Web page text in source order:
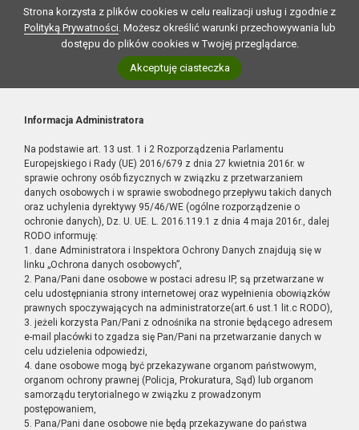
Strona korzysta z plików cookies w celu realizacji usług i zgodnie z
Polityką Prywatności. Możesz określić warunki przechowywania lub
dostępu do plików cookies w Twojej przeglądarce.
Akceptuję ciasteczka
Informacja Administratora
Na podstawie art. 13 ust. 1 i 2 Rozporządzenia Parlamentu
Europejskiego i Rady (UE) 2016/679 z dnia 27 kwietnia 2016r. w
sprawie ochrony osób fizycznych w związku z przetwarzaniem
danych osobowych i w sprawie swobodnego przepływu takich danych
oraz uchylenia dyrektywy 95/46/WE (ogólne rozporządzenie o
ochronie danych), Dz. U. UE. L. 2016.119.1 z dnia 4 maja 2016r., dalej
RODO informuję:
1. dane Administratora i Inspektora Ochrony Danych znajdują się w
linku „Ochrona danych osobowych”,
2. Pana/Pani dane osobowe w postaci adresu IP, są przetwarzane w
celu udostępniania strony internetowej oraz wypełnienia obowiązków
prawnych spoczywających na administratorze(art.6 ust.1 lit.c RODO),
3. jeżeli korzysta Pan/Pani z odnośnika na stronie będącego adresem
e-mail placówki to zgadza się Pan/Pani na przetwarzanie danych w
celu udzielenia odpowiedzi,
4. dane osobowe mogą być przekazywane organom państwowym,
organom ochrony prawnej (Policja, Prokuratura, Sąd) lub organom
samorządu terytorialnego w związku z prowadzonym
postępowaniem,
5. Pana/Pani dane osobowe nie będą przekazywane do państwa